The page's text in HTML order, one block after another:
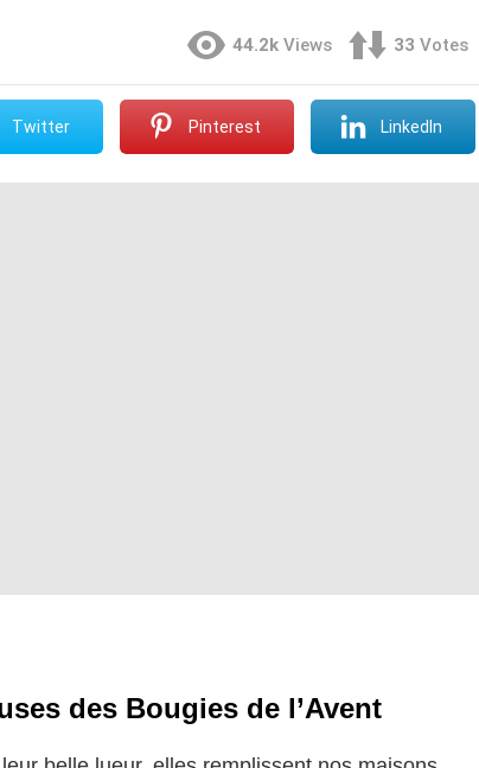
44.2k Views 33 Votes
Twitter Pinterest LinkedIn
des Bougies de l’Avent